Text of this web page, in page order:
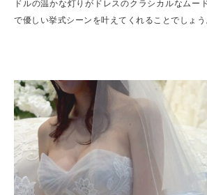
ドルの温かな灯りがドレスのクラシカルなムー
で優しい挙式シーンを叶えてくれることでしょう